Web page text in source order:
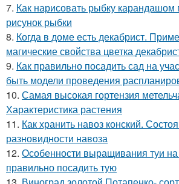
7. Как нарисовать рыбку карандашом
рисунок рыбки
8. Когда в доме есть декабрист.
магические свойства цветка
9. Как правильно посадить сад на
быть модели проведения
10. Самая высокая гортензия
Характеристика растения
11. Как хранить навоз конский.
разновидности навоза
12. Особенности выращивания туи на
правильно посадить тую